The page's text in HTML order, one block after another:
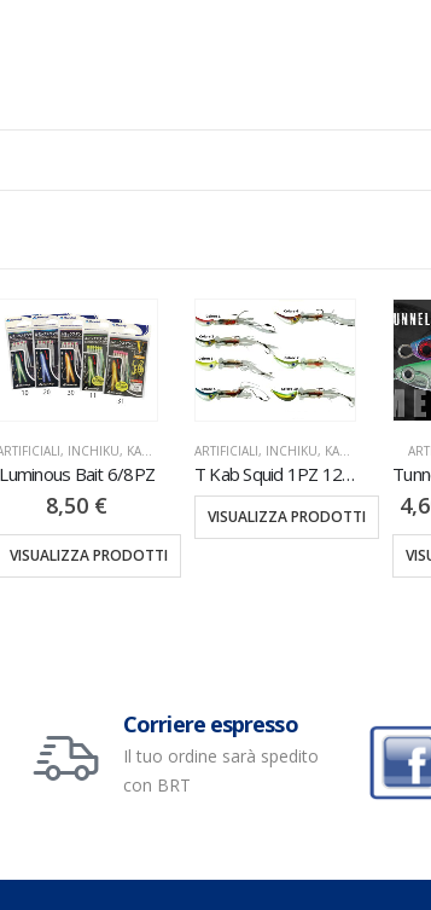
,MINUTERIA STOPPERS
ARTIFICIALI,INCHIKU, KABURA & SLOW PITCH
VISUALIZZA PRODOTTI
ARTIFICIALI,SPINNING
4,60€–5,50€
Corriere espresso
Il tuo ordine sarà spedito
con BRT